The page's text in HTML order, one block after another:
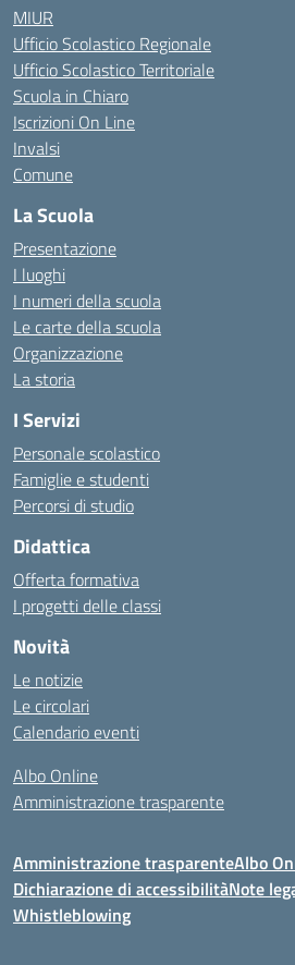
MIUR
Ufficio Scolastico Regionale
Ufficio Scolastico Territoriale
Scuola in Chiaro
Iscrizioni On Line
Invalsi
Comune
La Scuola
Presentazione
I luoghi
I numeri della scuola
Le carte della scuola
Organizzazione
La storia
I Servizi
Personale scolastico
Famiglie e studenti
Percorsi di studio
Didattica
Offerta formativa
I progetti delle classi
Novità
Le notizie
Le circolari
Calendario eventi
Albo Online
Amministrazione trasparente
Amministrazione trasparenteAlbo
Dichiarazione di accessibilitàNote
Whistleblowing